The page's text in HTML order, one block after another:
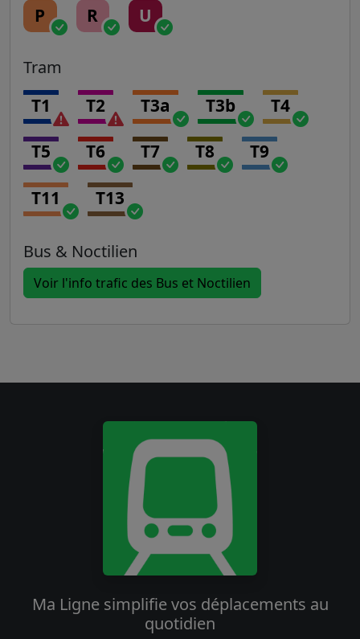
P R U
Tram
T1 T2 T3a T3b T4
T5 T6 T7 T8 T9
T11 T13
Bus & Noctilien
Voir l'info trafic des Bus et Noctilien
Ma Ligne simplifie vos déplacements au
quotidien